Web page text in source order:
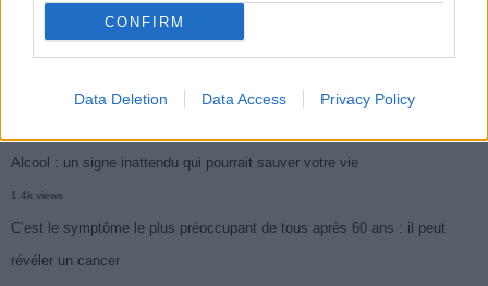
CONFIRM
Data Deletion Data Access Privacy Policy
habitants appelés à la vigilance
Alcool : un signe inattendu qui pourrait sauver votre vie
1.4k views
C’est le symptôme le plus préoccupant de tous après 60 ans : il peut
révéler un cancer